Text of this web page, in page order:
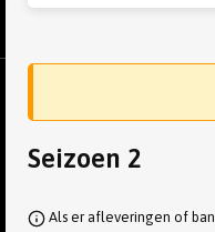
Seizoen 2
Als er afleveringen of